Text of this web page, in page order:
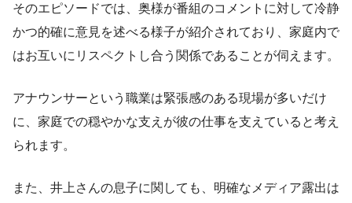
そのエピソードでは、奥様が番組のコメントに対して冷静
かつ的確に意見を述べる様子が紹介されており、家庭内で
はお互いにリスペクトし合う関係であることが伺えます。
アナウンサーという職業は緊張感のある現場が多いだけ
に、家庭での穏やかな支えが彼の仕事を支えていると考え
られます。
また、井上さんの息子に関しても、明確なメディア露出は